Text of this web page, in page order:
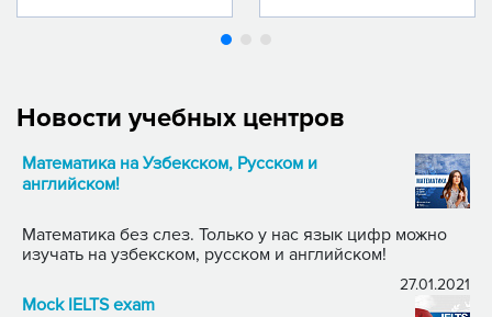
Новости учебных центров
Математика на Узбекском, Русском и
английском!
Математика без слез. Только у нас язык цифр можно
изучать на узбекском, русском и английском!
27.01.2021
Mock IELTS exam